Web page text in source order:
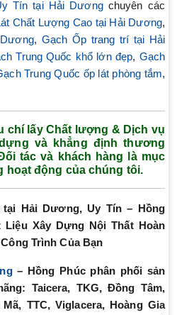
Tín tại Hải Dươngchuyên các
Chất Lượng Cao tại Hải Dương,
, Gạch Ốp trang trí tại Hải
Trung Quốc khổ lớn đẹp, Gạch
Trung Quốc ốp lát phòng tắm,
chí lấy Chất lượng & Dịch vụ
và khẳng định thương
tác và khách hàng là mục
hoạt động của chúng tôi.
tại Hải Dương, Uy Tín – Hồng
Liệu Xây Dựng Nội Thất Hoàn
Trình Của Bạn
– Hồng Phúc phân phối sản
Taicera, TKG, Đồng Tâm,
TTC, Viglacera, Hoàng Gia